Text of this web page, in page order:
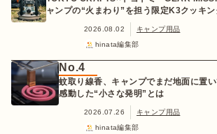
ャンプの“火まわり”を担う限定K3クッキ
2026.08.02
キャンプ用品
hinata編集部
No.4
蚊取り線香、キャンプでまだ地面に置
感動した“小さな発明”とは
2026.07.26
キャンプ用品
hinata編集部